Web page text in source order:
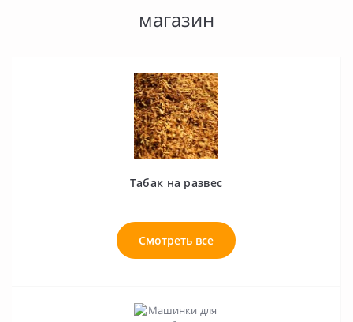
магазин
Табак на развес
Смотреть все